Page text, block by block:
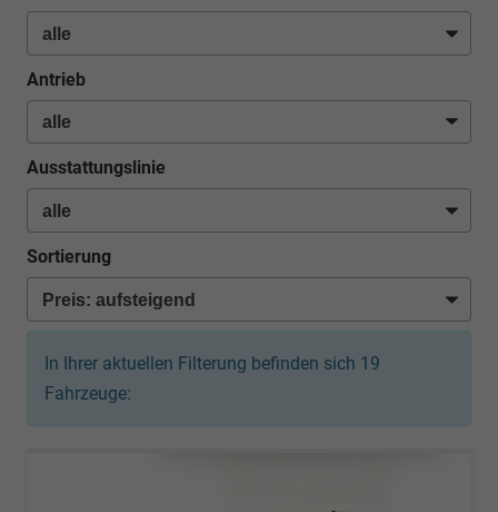
Antrieb
Ausstattungslinie
Sortierung
In Ihrer aktuellen Filterung befinden sich 19
Fahrzeuge: